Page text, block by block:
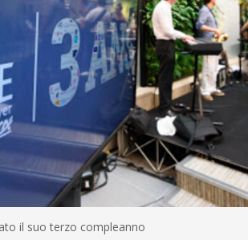
il suo terzo compleanno